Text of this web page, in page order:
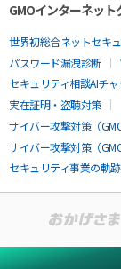
GMOインターネッ
世界初総合ネットセキ
パスワード漏洩診断
セキュリティ相談AIチ
実在証明・盗聴対策
サイバー攻撃対策（
サイバー攻撃対策（
セキュリティ事業の軌跡